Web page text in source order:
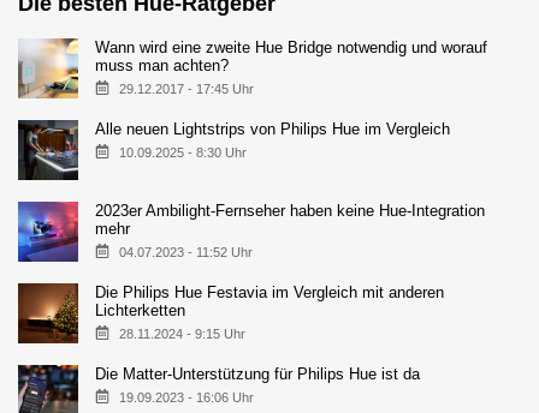
Wann wird eine zweite Hue Bridge notwendig und worauf
muss man achten?
29.12.2017 - 17:45 Uhr
Alle neuen Lightstrips von Philips Hue im Vergleich
10.09.2025 - 8:30 Uhr
2023er Ambilight-Fernseher haben keine Hue-Integration
mehr
04.07.2023 - 11:52 Uhr
Die Philips Hue Festavia im Vergleich mit anderen
Lichterketten
28.11.2024 - 9:15 Uhr
Die Matter-Unterstützung für Philips Hue ist da
19.09.2023 - 16:06 Uhr